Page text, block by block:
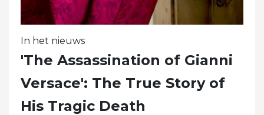
In het nieuws
'The Assassination of Gianni
Versace': The True Story of
His Tragic Death